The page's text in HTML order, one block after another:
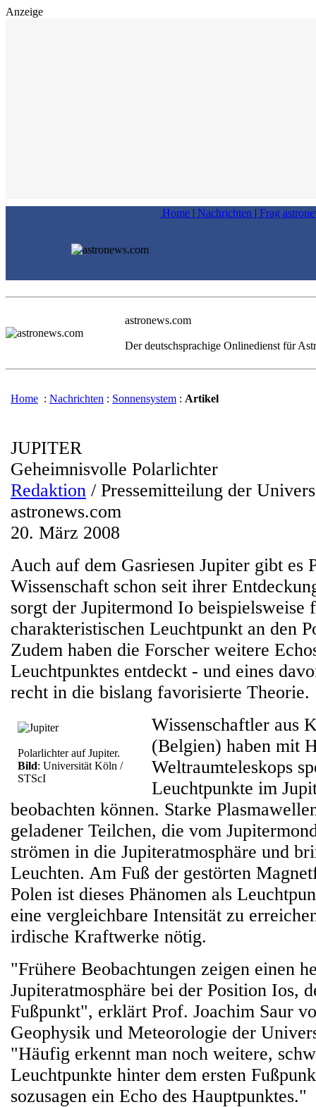
Anzeige
Home | Nachrichten | Frag
astronews.com
Der deutschsprachige Onlinedienst für
Home : Nachrichten : Sonnensystem : Artikel
JUPITER
Geheimnisvolle Polarlichter
Redaktion / Pressemitteilung der
astronews.com
20. März 2008
Auch auf dem Gasriesen Jupiter gibt es
Wissenschaft schon seit ihrer
sorgt der Jupitermond Io beispielsweise
charakteristischen Leuchtpunkt an den
Zudem haben die Forscher weitere
Leuchtpunktes entdeckt - und eines
recht in die bislang favorisierte Theorie.
Polarlichter auf Jupiter.
Bild: Universität Köln /
STScI
Wissenschaftler aus
(Belgien) haben mit
Weltraumteleskops
Leuchtpunkte im
beobachten können. Starke
geladener Teilchen, die vom
strömen in die Jupiteratmosphäre und
Leuchten. Am Fuß der gestörten
Polen ist dieses Phänomen als
eine vergleichbare Intensität zu
irdische Kraftwerke nötig.
"Frühere Beobachtungen zeigen einen
Jupiteratmosphäre bei der Position Ios,
Fußpunkt", erklärt Prof. Joachim Saur
Geophysik und Meteorologie der
"Häufig erkennt man noch weitere,
Leuchtpunkte hinter dem ersten
sozusagen ein Echo des Hauptpunktes."